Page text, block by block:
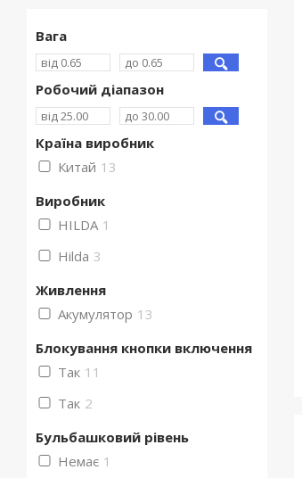
Вага
Робочий діапазон
Країна виробник
Китай 13
Виробник
HILDA 1
Hilda 3
Живлення
Акумулятор 13
Блокування кнопки включення
Так 11
Так 2
Бульбашковий рівень
Немає 1